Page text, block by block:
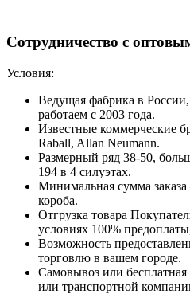
Сотрудничество с
Условия:
Ведущая фабрика в России,
работаем с 2003 года.
Известные коммерческие
Raball, Allan Neumann.
Размерный ряд 38-50,
194 в 4 силуэтах.
Минимальная сумма
короба.
Отгрузка товара
условиях 100%
Возможность
торговлю в вашем городе.
Самовывоз или бесплатная
или транспортной